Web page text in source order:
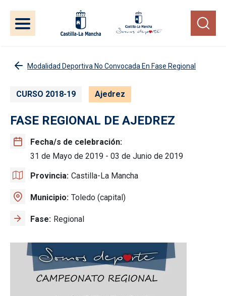
Modalidad Deportiva No Convocada En Fase Regional
CURSO 2018-19 Ajedrez
FASE REGIONAL DE AJEDREZ
Fecha/s de celebración
31 de Mayo de 2019 - 03 de Junio de 2019
Provincia Castilla-La Mancha
Municipio Toledo (capital)
Fase Regional